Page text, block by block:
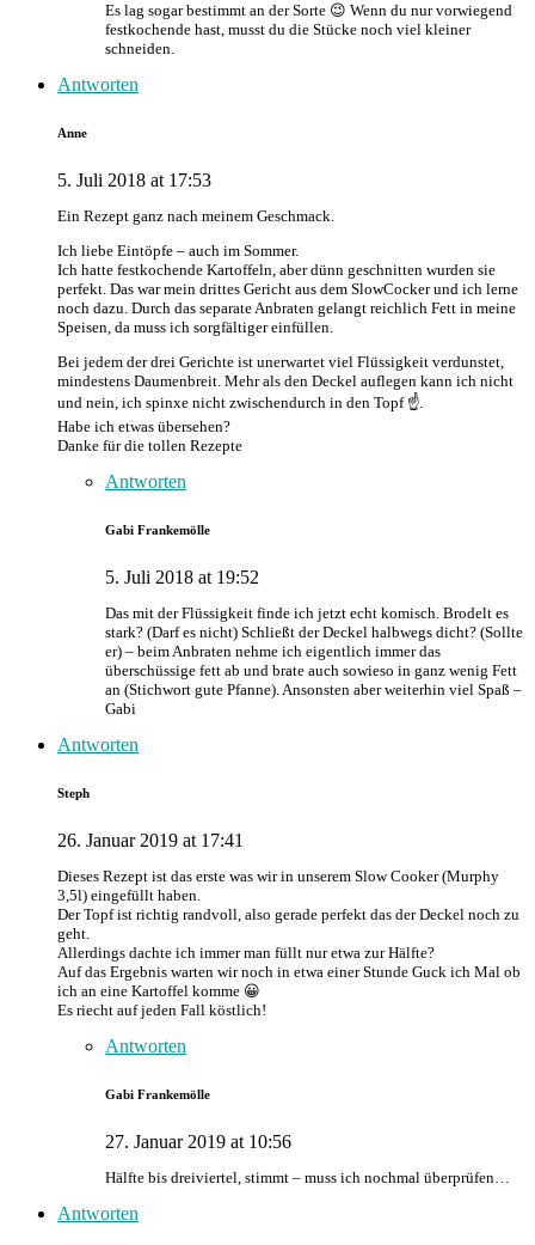
Es lag sogar bestimmt an der Sorte 😉 Wenn du nur vorwiegend
festkochende hast, musst du die Stücke noch viel kleiner
schneiden.
Antworten
Anne
5. Juli 2018 at 17:53
Ein Rezept ganz nach meinem Geschmack.
Ich liebe Eintöpfe – auch im Sommer.
Ich hatte festkochende Kartoffeln, aber dünn geschnitten wurden sie
perfekt. Das war mein drittes Gericht aus dem SlowCocker und ich lerne
noch dazu. Durch das separate Anbraten gelangt reichlich Fett in meine
Speisen, da muss ich sorgfältiger einfüllen.
Bei jedem der drei Gerichte ist unerwartet viel Flüssigkeit verdunstet,
mindestens Daumenbreit. Mehr als den Deckel auflegen kann ich nicht
und nein, ich spinxe nicht zwischendurch in den Topf ☝️.
Habe ich etwas übersehen?
Danke für die tollen Rezepte
Antworten
Gabi Frankemölle
5. Juli 2018 at 19:52
Das mit der Flüssigkeit finde ich jetzt echt komisch. Brodelt es
stark? (Darf es nicht) Schließt der Deckel halbwegs dicht? (Sollte
er) – beim Anbraten nehme ich eigentlich immer das
überschüssige fett ab und brate auch sowieso in ganz wenig Fett
an (Stichwort gute Pfanne). Ansonsten aber weiterhin viel Spaß –
Gabi
Antworten
Steph
26. Januar 2019 at 17:41
Dieses Rezept ist das erste was wir in unserem Slow Cooker (Murphy
3,5l) eingefüllt haben.
Der Topf ist richtig randvoll, also gerade perfekt das der Deckel noch zu
geht.
Allerdings dachte ich immer man füllt nur etwa zur Hälfte?
Auf das Ergebnis warten wir noch in etwa einer Stunde Guck ich Mal ob
ich an eine Kartoffel komme 😀
Es riecht auf jeden Fall köstlich!
Antworten
Gabi Frankemölle
27. Januar 2019 at 10:56
Hälfte bis dreiviertel, stimmt – muss ich nochmal überprüfen…
Antworten